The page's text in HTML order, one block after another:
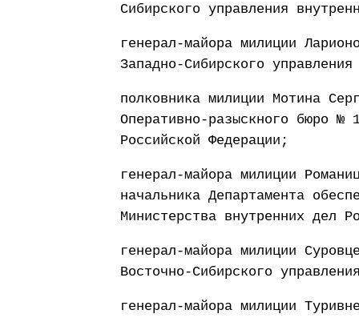
Сибирского управления
генерал-майора милиции
Западно-Сибирского
полковника милиции Мотина
Оперативно-разыскного бюро №
Российской Федерации;
генерал-майора милиции
начальника Департамента
Министерства внутренних дел
генерал-майора милиции
Восточно-Сибирского
генерал-майора милиции